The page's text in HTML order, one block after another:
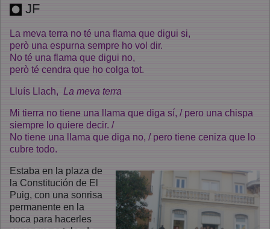
JF
La meva terra no té una flama que digui si,
però una espurna sempre ho vol dir.
No té una flama que digui no,
però té cendra que ho colga tot.
Lluís Llach, La meva terra
Mi tierra no tiene una llama que diga sí, / pero una chispa
siempre lo quiere decir. /
No tiene una llama que diga no, / pero tiene ceniza que lo
cubre todo.
Estaba en la plaza de
la Constitución de El
Puig, con una sonrisa
permanente en la
boca para hacerles